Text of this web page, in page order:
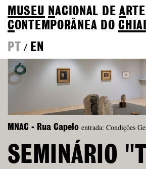
MUSEU NACIONAL DEA RTE
CONTEMPORÂNEA DO
PT
/ EN
MNAC - Rua Capelo entrada: Condições
SEMINÁRIO